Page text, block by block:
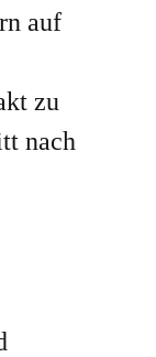
auf
zu
nach